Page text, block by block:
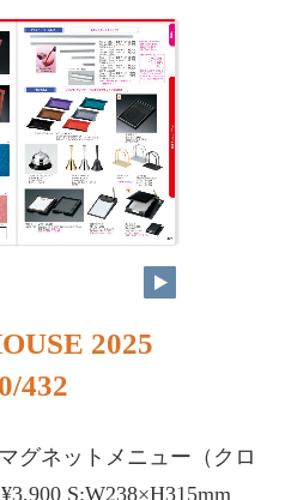
2025
432
グネットメニュー（クロ
S:W238×H315mm